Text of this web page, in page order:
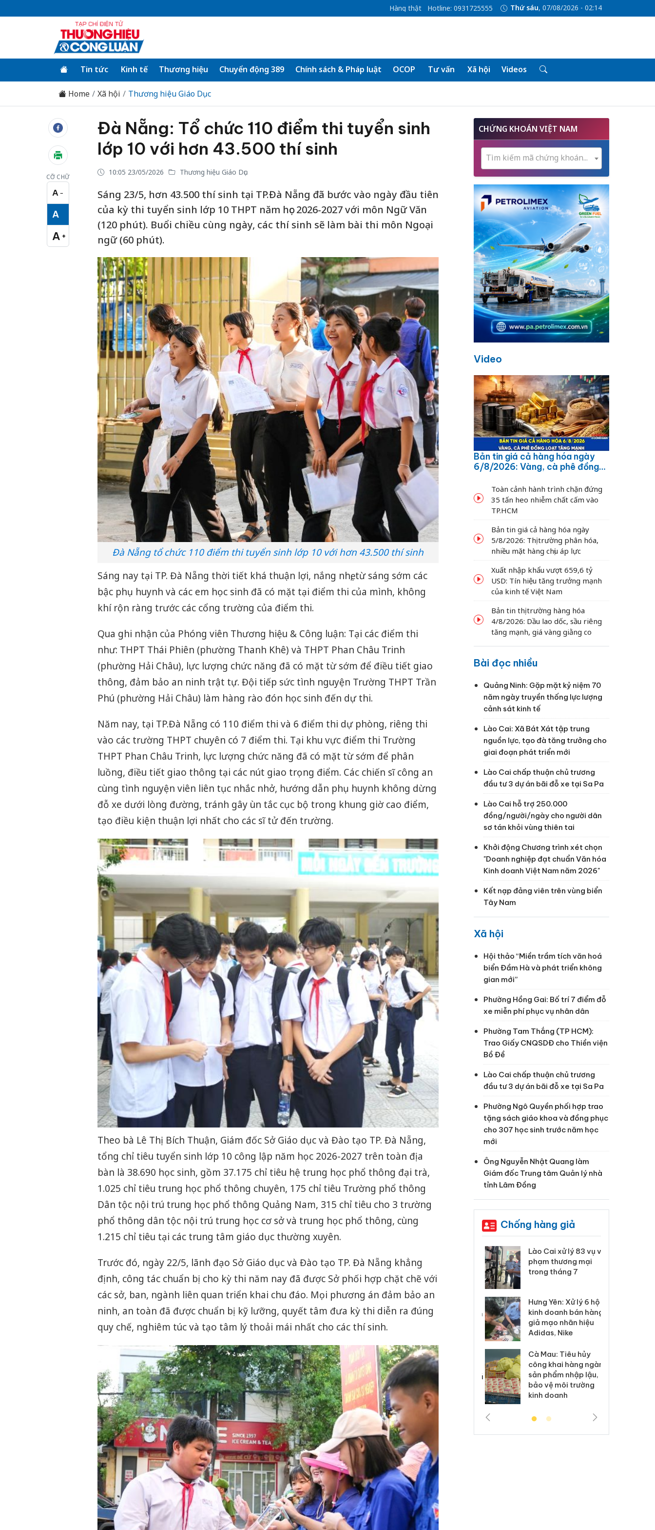
Hàng thật Hotline: 0931725555 Thứ sáu, 07/08/2026 - 02:14
Tin tức Kinh tế Thương hiệu Chuyển động 389 Chính sách & Pháp luật OCOP Tư vấn Xã hội Videos
Home Xã hội Thương hiệu Giáo Dục
CỠ CHỮ
A −
Cỡ chữ nhỏ
A
Cỡ chữ vừa
A +
Cỡ chữ lớn
Đà Nẵng: Tổ chức 110 điểm thi tuyển sinh
lớp 10 với hơn 43.500 thí sinh
10:05 23/05/2026 Thương hiệu Giáo Dục
Sáng 23/5, hơn 43.500 thí sinh tại TP.Đà Nẵng đã bước vào ngày đầu tiên
của kỳ thi tuyển sinh lớp 10 THPT năm học 2026-2027 với môn Ngữ Văn
(120 phút). Buổi chiều cùng ngày, các thí sinh sẽ làm bài thi môn Ngoại
ngữ (60 phút).
Đà Nẵng tổ chức 110 điểm thi tuyển sinh lớp 10 với hơn 43.500 thí sinh
Sáng nay tại TP. Đà Nẵng thời tiết khá thuận lợi, nắng nhẹ, từ sáng sớm các
bậc phụ huynh và các em học sinh đã có mặt tại điểm thi của mình, không
khí rộn ràng trước các cổng trường của điểm thi.
Qua ghi nhận của Phóng viên Thương hiệu & Công luận: Tại các điểm thi
như: THPT Thái Phiên (phường Thanh Khê) và THPT Phan Châu Trinh
(phường Hải Châu), lực lượng chức năng đã có mặt từ sớm để điều tiết giao
thông, đảm bảo an ninh trật tự. Đội tiếp sức tình nguyện Trường THPT Trần
Phú (phường Hải Châu) làm hàng rào đón học sinh đến dự thi.
Năm nay, tại TP.Đà Nẵng có 110 điểm thi và 6 điểm thi dự phòng, riêng thi
vào các trường THPT chuyên có 7 điểm thi. Tại khu vực điểm thi Trường
THPT Phan Châu Trinh, lực lượng chức năng đã có mặt từ sớm để phân
luồng, điều tiết giao thông tại các nút giao trọng điểm. Các chiến sĩ công an
cùng tình nguyện viên liên tục nhắc nhở, hướng dẫn phụ huynh không dừng
đỗ xe dưới lòng đường, tránh gây ùn tắc cục bộ trong khung giờ cao điểm,
tạo điều kiện thuận lợi nhất cho các sĩ tử đến trường.
Theo bà Lê Thị Bích Thuận, Giám đốc Sở Giáo dục và Đào tạo TP. Đà Nẵng,
tổng chỉ tiêu tuyển sinh lớp 10 công lập năm học 2026-2027 trên toàn địa
bàn là 38.690 học sinh, gồm 37.175 chỉ tiêu hệ trung học phổ thông đại trà,
1.025 chỉ tiêu trung học phổ thông chuyên, 175 chỉ tiêu Trường phổ thông
Dân tộc nội trú trung học phổ thông Quảng Nam, 315 chỉ tiêu cho 3 trường
phổ thông dân tộc nội trú trung học cơ sở và trung học phổ thông, cùng
1.215 chỉ tiêu tại các trung tâm giáo dục thường xuyên.
Trước đó, ngày 22/5, lãnh đạo Sở Giáo dục và Đào tạo TP. Đà Nẵng khẳng
định, công tác chuẩn bị cho kỳ thi năm nay đã được Sở phối hợp chặt chẽ với
các sở, ban, ngành liên quan triển khai chu đáo. Mọi phương án đảm bảo an
ninh, an toàn đã được chuẩn bị kỹ lưỡng, quyết tâm đưa kỳ thi diễn ra đúng
quy chế, nghiêm túc và tạo tâm lý thoải mái nhất cho các thí sinh.
CHỨNG KHOÁN VIỆT NAM
Tìm kiếm mã chứng khoán...
Video
Bản tin giá cả hàng hóa ngày
6/8/2026: Vàng, cà phê đồng
Toàn cảnh hành trình chặn đứng
35 tấn heo nhiễm chất cấm vào
TP.HCM
Bản tin giá cả hàng hóa ngày
5/8/2026: Thị trường phân hóa,
nhiều mặt hàng chịu áp lực
Xuất nhập khẩu vượt 659,6 tỷ
USD: Tín hiệu tăng trưởng mạnh
của kinh tế Việt Nam
Bản tin thị trường hàng hóa
4/8/2026: Dầu lao dốc, sầu riêng
tăng mạnh, giá vàng giằng co
Bài đọc nhiều
Quảng Ninh: Gặp mặt kỷ niệm 70
năm ngày truyền thống lực lượng
cảnh sát kinh tế
Lào Cai: Xã Bát Xát tập trung
nguồn lực, tạo đà tăng trưởng cho
giai đoạn phát triển mới
Lào Cai chấp thuận chủ trương
đầu tư 3 dự án bãi đỗ xe tại Sa Pa
Lào Cai hỗ trợ 250.000
đồng/người/ngày cho người dân
sơ tán khỏi vùng thiên tai
Khởi động Chương trình xét chọn
"Doanh nghiệp đạt chuẩn Văn hóa
Kinh doanh Việt Nam năm 2026"
Kết nạp đảng viên trên vùng biển
Tây Nam
Xã hội
Hội thảo “Miền trầm tích văn hoá
biển Đầm Hà và phát triển không
gian mới”
Phường Hồng Gai: Bố trí 7 điểm đỗ
xe miễn phí phục vụ nhân dân
Phường Tam Thắng (TP HCM):
Trao Giấy CNQSDĐ cho Thiền viện
Bồ Đề
Lào Cai chấp thuận chủ trương
đầu tư 3 dự án bãi đỗ xe tại Sa Pa
Phường Ngô Quyền phối hợp trao
tặng sách giáo khoa và đồng phục
cho 307 học sinh trước năm học
mới
Ông Nguyễn Nhật Quang làm
Giám đốc Trung tâm Quản lý nhà
tỉnh Lâm Đồng
Chống hàng giả
tìm bị hại trong vụ
án sản xuất, buôn
bán yến sào giả
hại trong vụ án buôn
An Giang: Đối tượng
chủ mưu đường dây
bán hàng giả tại Phú
Quốc ra đầu thú
Lào Cai xử lý 83 vụ vi
phạm thương mại
trong tháng 7
Hưng Yên: Xử lý 6 hộ
kinh doanh bán hàng
giả mạo nhãn hiệu
Adidas, Nike
Cà Mau: Tiêu hủy
công khai hàng ngàn
sản phẩm nhập lậu,
bảo vệ môi trường
kinh doanh